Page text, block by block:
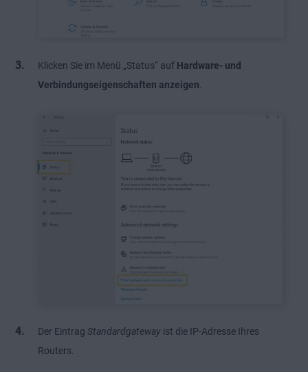
Klicken Sie im Menü „Status“ auf Hardware- und
Verbindungseigenschaften anzeigen
Der Eintrag Standardgateway ist die IP-Adresse Ihres
Routers.